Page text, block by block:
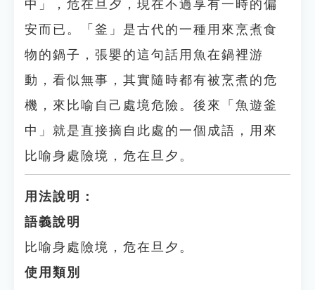
中」，危在旦夕，現在不過享有一時的偏
安而已。「釜」是古代的一種用來烹煮食
物的鍋子，張嬰的這句話用魚在鍋裡游
動，看似無事，其實隨時都有被烹煮的危
機，來比喻自己處境危險。後來「魚遊釜
中」就是直接摘自此處的一個成語，用來
比喻身處險境，危在旦夕。
用法說明：
語義說明
比喻身處險境，危在旦夕。
使用類別